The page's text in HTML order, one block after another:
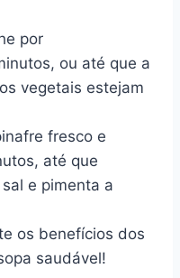
por
ou até que a
vegetais estejam
fresco e
até que
e pimenta a
os benefícios dos
saudável!